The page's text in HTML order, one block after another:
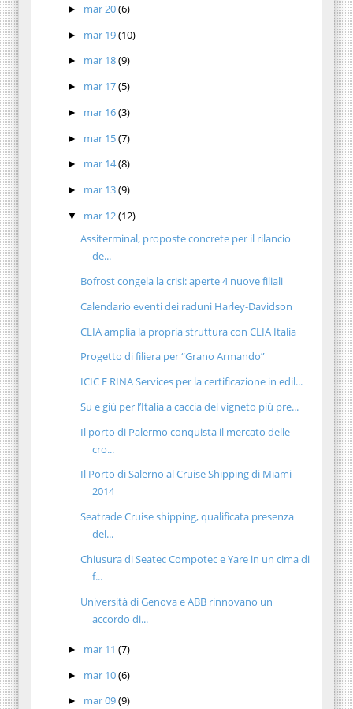
► mar 20(6)
► mar 19(10)
► mar 18(9)
► mar 17(5)
► mar 16(3)
► mar 15(7)
► mar 14(8)
► mar 13(9)
▼ mar 12(12)
Assiterminal, proposte concrete per il rilancio
de...
Bofrost congela la crisi: aperte 4 nuove filiali
Calendario eventi dei raduni Harley-Davidson
CLIA amplia la propria struttura con CLIA Italia
Progetto di filiera per “Grano Armando”
ICIC E RINA Services per la certificazione in edil...
Su e giù per l’Italia a caccia del vigneto più pre...
Il porto di Palermo conquista il mercato delle
cro...
Il Porto di Salerno al Cruise Shipping di Miami
2014
Seatrade Cruise shipping, qualificata presenza
del...
Chiusura di Seatec Compotec e Yare in un cima di
f...
Università di Genova e ABB rinnovano un
accordo di...
► mar 11(7)
► mar 10(6)
► mar 09(9)